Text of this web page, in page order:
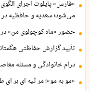
«فارس» پایلوت اجرای
می‌شود؛ سعدیه و حافظیه در
حضور «ماه کوچولوی من» در
تأیید گزارش حفاظتی
درام خانوادگی و مسئله
«مو به مو»؛ مر ثیه ای بر